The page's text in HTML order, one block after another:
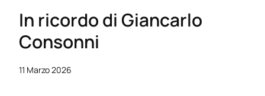
In ricordo di Giancarlo
Consonni
11 Marzo 2026